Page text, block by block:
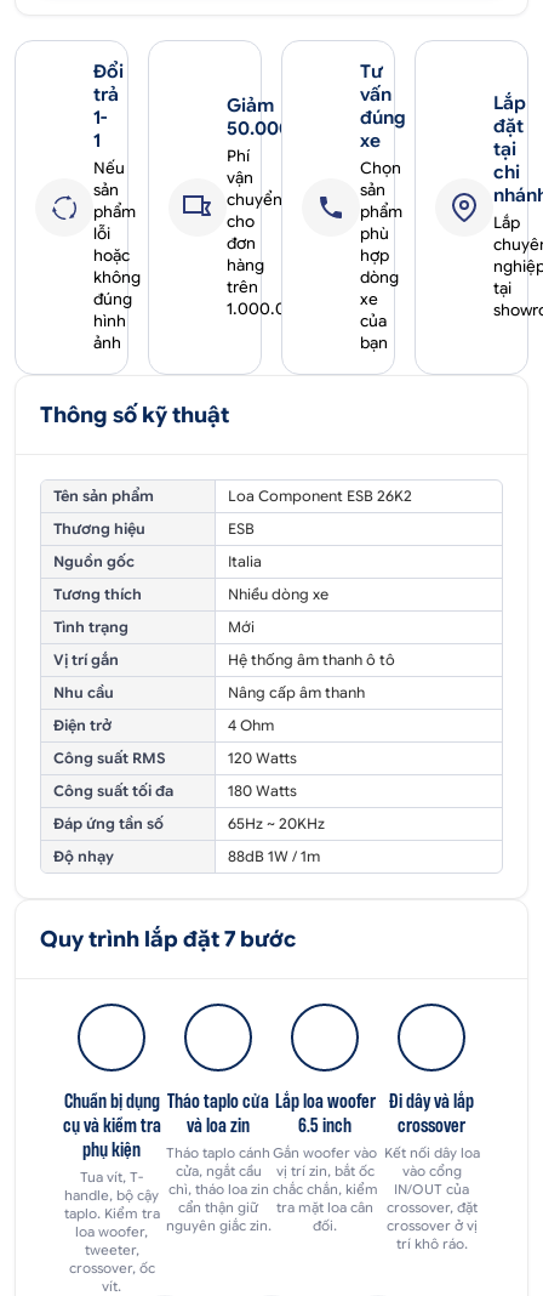
Đổi
trả
1-
1
Nếu
sản
phẩm
lỗi
hoặc
không
đúng
hình
ảnh
Giảm
50.000₫
Phí
vận
chuyển
cho
đơn
hàng
trên
1.000.000₫
Tư
vấn
đúng
xe
Chọn
sản
phẩm
phù
hợp
dòng
xe
của
bạn
Lắp
đặt
tại
chi
Lắp
tại
Thông số kỹ thuật
Tên sản phẩm
Loa Component ESB 26K2
Thương hiệu
ESB
Nguồn gốc
Italia
Tương thích
Nhiều dòng xe
Tình trạng
Mới
Vị trí gắn
Hệ thống âm thanh ô tô
Nhu cầu
Nâng cấp âm thanh
Điện trở
4 Ohm
Công suất RMS
120 Watts
Công suất tối đa
180 Watts
Đáp ứng tần số
65Hz ~ 20KHz
Độ nhạy
88dB 1W / 1m
Quy trình lắp đặt 7 bước
Chuẩn bị dụng
cụ và kiểm tra
phụ kiện
Tua vít, T-
handle, bộ cậy
taplo. Kiểm tra
loa woofer,
tweeter,
crossover, ốc
vít.
Tháo taplo cửa
và loa zin
Tháo taplo cánh
cửa, ngắt cầu
chì, tháo loa zin
cẩn thận giữ
nguyên giắc zin.
Lắp loa woofer
6.5 inch
Gắn woofer vào
vị trí zin, bắt ốc
chắc chắn, kiểm
tra mặt loa cân
đối.
Đi dây và lắp
crossover
Kết nối dây loa
vào cổng
IN/OUT của
crossover, đặt
crossover ở vị
trí khô ráo.